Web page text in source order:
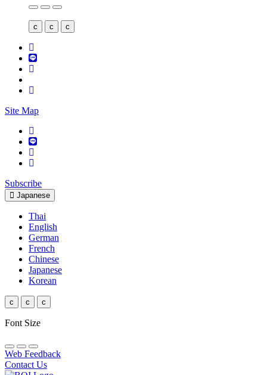
c c c
Site Map
Subscribe
Japanese
Thai
English
German
French
Chinese
Japanese
Korean
c c c
Font Size
Web Feedback
Contact Us